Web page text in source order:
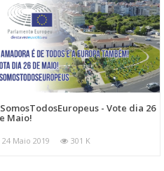
- Vote dia 26
Maio!
24 Maio 2019 301 K